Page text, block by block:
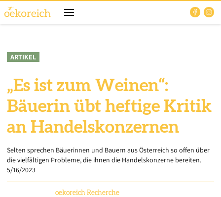
ARTIKEL
„Es ist zum Weinen“:
Bäuerin übt heftige Kritik
an Handelskonzernen
Selten sprechen Bäuerinnen und Bauern aus Österreich so offen über
die vielfältigen Probleme, die ihnen die Handelskonzerne bereiten.
5/16/2023
oekoreich Recherche